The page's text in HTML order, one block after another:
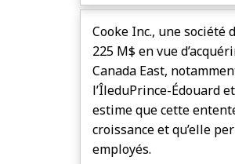
Cooke Inc., une société
225 M$ en vue
Canada East,
l’Île­du­Prince-Édouard
estime que cette
croissance et qu’elle
employés.